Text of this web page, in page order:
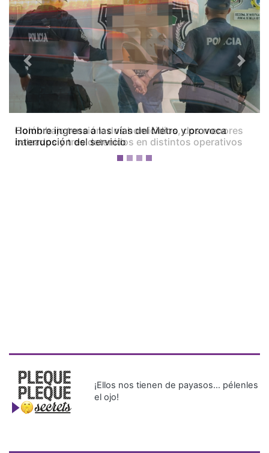
Colón bajo tensión: dos homicidios, dos menores
baleados y tres detenidos en distintos operativos
Previous Next
¡Ellos nos tienen de payasos… pélenles
el ojo!